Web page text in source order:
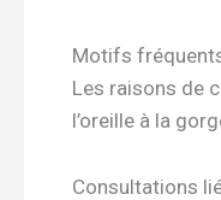
Motifs
Les raisons de
l’oreille à la
Consultations